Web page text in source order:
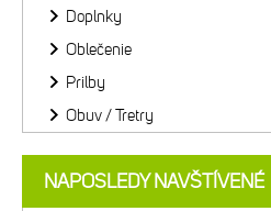
Doplnky
Oblečenie
Prilby
Obuv / Tretry
NAPOSLEDY NAVŠTÍVENÉ